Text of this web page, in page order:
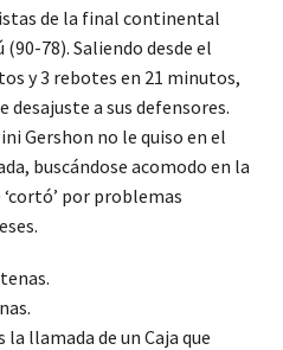
de la final continental
78). Saliendo desde el
y 3 rebotes en 21 minutos,
desajuste a sus defensores.
Gershon no le quiso en el
buscándose acomodo en la
por problemas
llamada de un Caja que